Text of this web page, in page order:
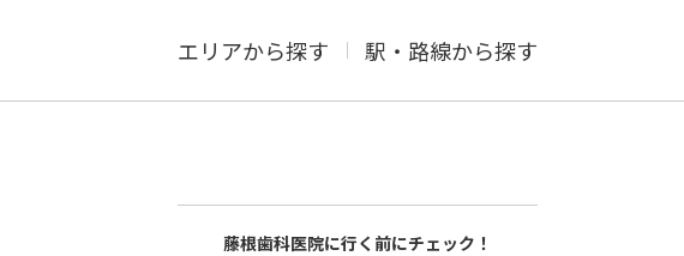
エリアから探す 駅・路線から探す
藤根歯科医院に行く前にチェック！